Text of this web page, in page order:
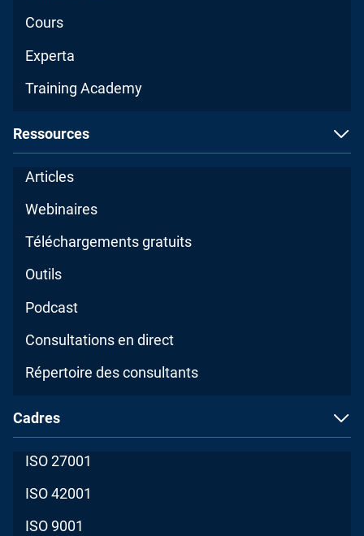
Cours
Experta
Training Academy
Ressources
Articles
Webinaires
Téléchargements gratuits
Outils
Podcast
Consultations en direct
Répertoire des consultants
Cadres
ISO 27001
ISO 42001
ISO 9001